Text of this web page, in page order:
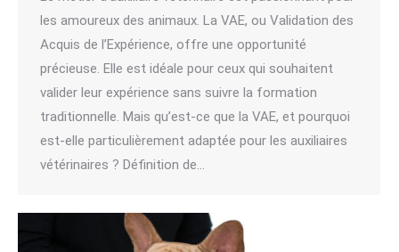
les amoureux des animaux. La VAE, ou Validation des
Acquis de l’Expérience, offre une opportunité
précieuse. Elle est idéale pour ceux qui souhaitent
valider leur expérience sans suivre la formation
traditionnelle. Mais qu’est-ce que la VAE, et pourquoi
est-elle particulièrement adaptée pour les auxiliaires
vétérinaires ? Définition de…